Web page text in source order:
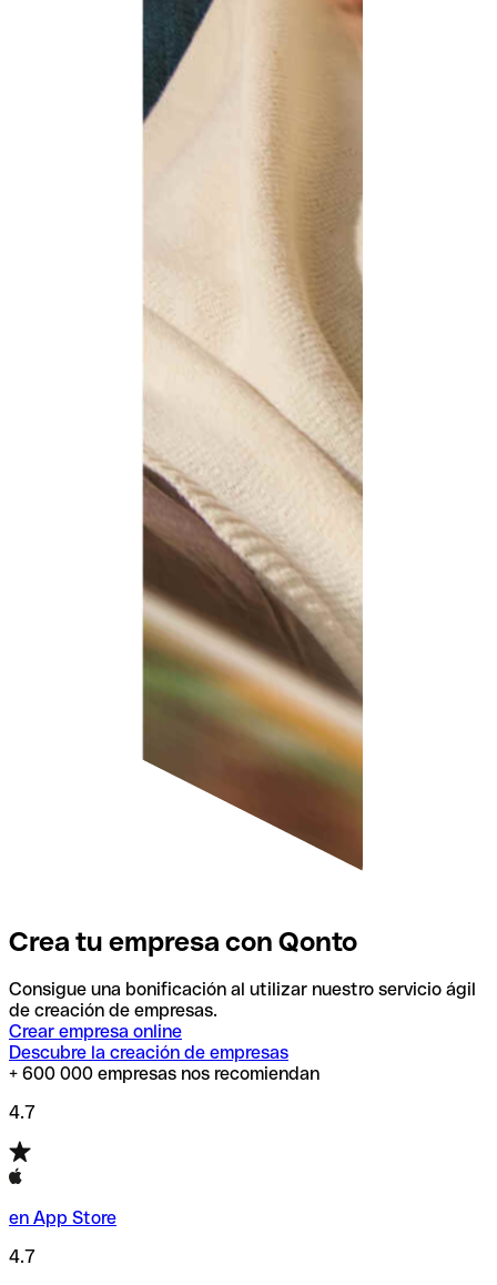
Crea tu empresa con Qonto
Consigue una bonificación al utilizar nuestro servicio ágil
de creación de empresas.
Crear empresa online
Descubre la creación de empresas
+ 600 000 empresas nos recomiendan
4.7
en App Store
4.7